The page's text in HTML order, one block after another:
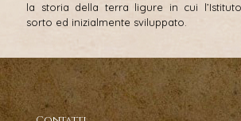
la storia della terra ligure in cui
sorto ed inizialmente sviluppato.